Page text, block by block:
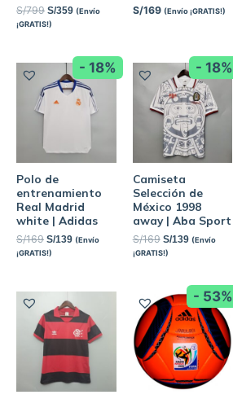
S/799 S/359 (Envío
¡GRATIS!)
S/169 (Envío ¡GRATIS!)
- 18%
Polo de
entrenamiento
Real Madrid
white | Adidas
S/169 S/139 (Envío
¡GRATIS!)
- 18%
Camiseta
Selección de
México 1998
away | Aba Sport
S/169 S/139 (Envío
¡GRATIS!)
- 53%